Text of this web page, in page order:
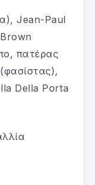
Jean-Paul
πατέρας
Della Porta